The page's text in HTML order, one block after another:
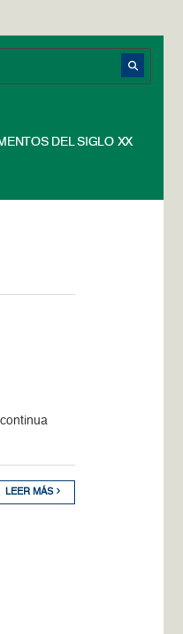
DEL SIGLO XX
LEER MÁS